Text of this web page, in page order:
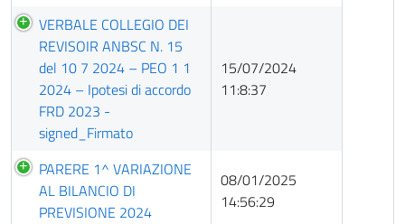
VERBALE COLLEGIO DEI
REVISOIR ANBSC N. 15
del 10 7 2024 – PEO 1 1
2024 – Ipotesi di accordo
FRD 2023 -
signed_Firmato
15/07/2024
11:8:37
PARERE 1^ VARIAZIONE
AL BILANCIO DI
PREVISIONE 2024
08/01/2025
14:56:29